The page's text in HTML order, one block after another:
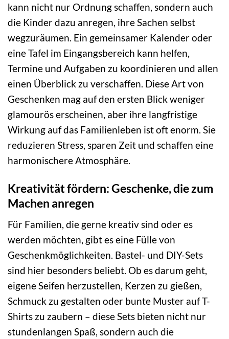
kann nicht nur Ordnung schaffen, sondern auch
die Kinder dazu anregen, ihre Sachen selbst
wegzuräumen. Ein gemeinsamer Kalender oder
eine Tafel im Eingangsbereich kann helfen,
Termine und Aufgaben zu koordinieren und allen
einen Überblick zu verschaffen. Diese Art von
Geschenken mag auf den ersten Blick weniger
glamourös erscheinen, aber ihre langfristige
Wirkung auf das Familienleben ist oft enorm. Sie
reduzieren Stress, sparen Zeit und schaffen eine
harmonischere Atmosphäre.
Kreativität fördern: Geschenke, die zum
Machen anregen
Für Familien, die gerne kreativ sind oder es
werden möchten, gibt es eine Fülle von
Geschenkmöglichkeiten. Bastel- und DIY-Sets
sind hier besonders beliebt. Ob es darum geht,
eigene Seifen herzustellen, Kerzen zu gießen,
Schmuck zu gestalten oder bunte Muster auf T-
Shirts zu zaubern – diese Sets bieten nicht nur
stundenlangen Spaß, sondern auch die